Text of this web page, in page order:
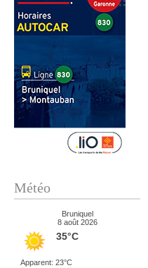
Météo
Bruniquel
8 août 2026
35°C
Apparent: 23°C